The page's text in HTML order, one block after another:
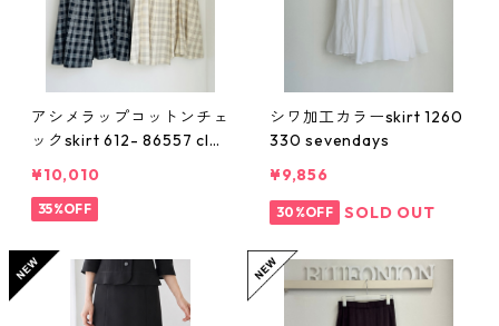
アシメラップコットンチェ
ックskirt 612- 86557 cloc
¥10,010
35%OFF
シワ加工カラーskirt 1260
330 sevendays
¥9,856
30%OFF SOLD OUT